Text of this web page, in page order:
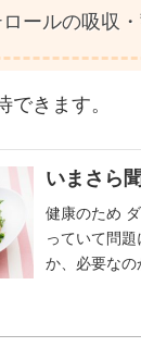
ールの吸収
できます。
いまさら
健康のため
っていて問
か、必要なの